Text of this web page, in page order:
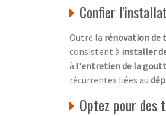
Confier
Outre la rénovation de
consistent à installer
à l'entretien de la
récurrentes liées au
Optez pour des